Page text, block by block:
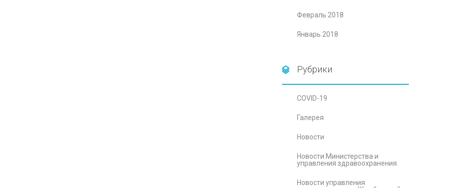
Февраль 2018
Январь 2018
Рубрики
COVID-19
Галерея
Новости
Новости Министерства и
управления здравоохранения
Новости управления